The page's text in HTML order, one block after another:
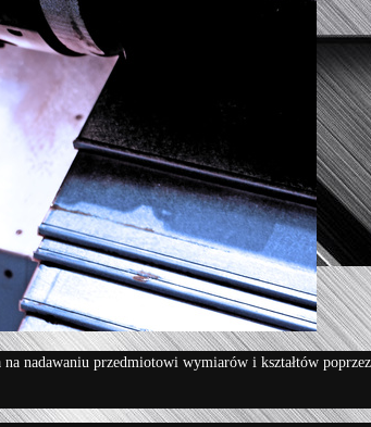
nadawaniu przedmiotowi wymiarów i kształtów